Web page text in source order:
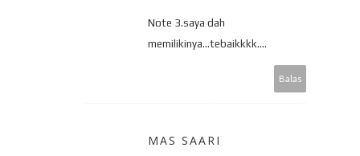
Note 3.saya dah
memilikinya...tebaikkkk....
Balas
MAS SAARI